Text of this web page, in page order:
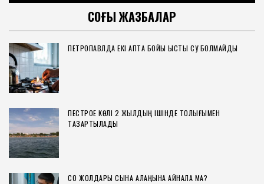
СОҢҒЫ ЖАЗБАЛАР
ПЕТРОПАВЛДА ЕКІ АПТА БОЙЫ ЫСТЫҚ СУ БОЛМАЙДЫ
ПЕСТРОЕ КӨЛІ 2 ЖЫЛДЫҢ ІШІНДЕ ТОЛЫҒЫМЕН
ТАЗАРТЫЛАДЫ
СҚО ЖОЛДАРЫ СЫНАҚ АЛАҢЫНА АЙНАЛА МА?